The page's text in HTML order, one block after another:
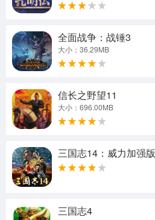
全面战争：战锤3
大小：36.29MB
信长之野望11
大小：696.00MB
三国志14：威力加强版
三国志4